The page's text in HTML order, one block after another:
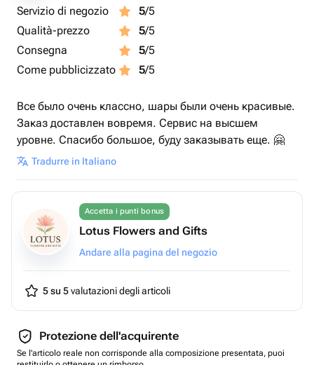
Servizio di negozio 5/5
Qualità-prezzo
5/5
Consegna
5/5
Come pubblicizzato
5/5
Все было очень классно, шары были очень красивые.
Заказ доставлен вовремя. Сервис на высшем
уровне. Спасибо большое, буду заказывать еще. 🤗
Tradurre in Italiano
Accetta i punti bonus
Lotus Flowers and Gifts
Andare alla pagina del negozio
5 su 5valutazioni degli articoli
Protezione dell'acquirente
Se l'articolo reale non corrisponde alla composizione presentata, puoi